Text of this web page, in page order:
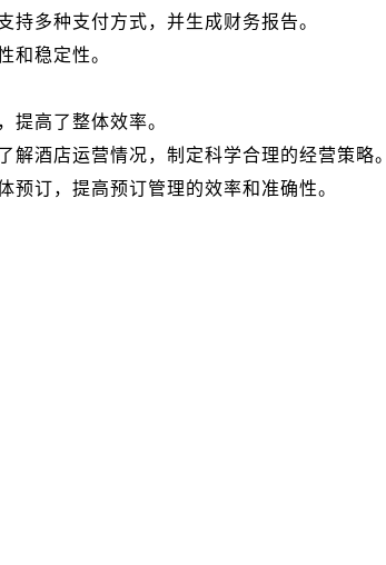
多种支付方式，并生成财务报告。
和稳定性。
提高了整体效率。
酒店运营情况，制定科学合理的经营策略。
订，提高预订管理的效率和准确性。